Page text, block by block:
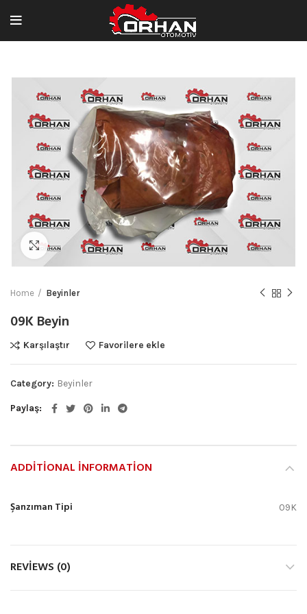
Büyütmek için tıklayın
Home Beyinler
09K Beyin
Karşılaştır Favorilere ekle
Category: Beyinler
Paylaş
ADDITIONAL INFORMATION
Şanzıman Tipi 09K
REVIEWS (0)